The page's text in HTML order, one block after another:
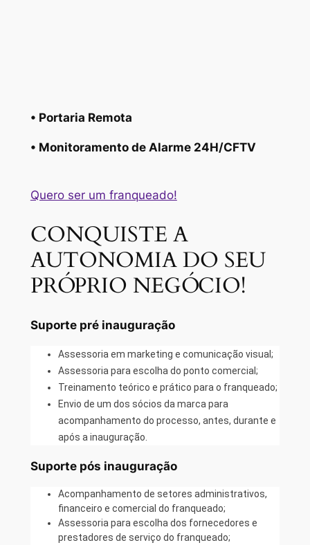
• Portaria Remota
• Monitoramento de Alarme 24H/CFTV
Quero ser um franqueado!
CONQUISTE A
AUTONOMIA DO SEU
PRÓPRIO NEGÓCIO!
Suporte pré inauguração
Assessoria em marketing e comunicação visual;
Assessoria para escolha do ponto comercial;
Treinamento teórico e prático para o franqueado;
Envio de um dos sócios da marca para
acompanhamento do processo, antes, durante e
após a inauguração.
Suporte pós inauguração
Acompanhamento de setores administrativos,
financeiro e comercial do franqueado;
Assessoria para escolha dos fornecedores e
prestadores de serviço do franqueado;